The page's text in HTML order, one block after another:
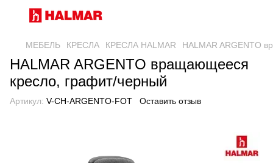
МЕБЕЛЬ КРЕСЛА КРЕСЛА HALMAR HALMAR ARGENTO
HALMAR ARGENTO вращающееся
кресло, графит/черный
Артикул: V-CH-ARGENTO-FOT Оставить отзыв